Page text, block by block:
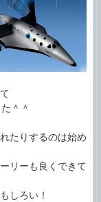
＾＾
たりするのは始め
リーも良くできて
しろい！